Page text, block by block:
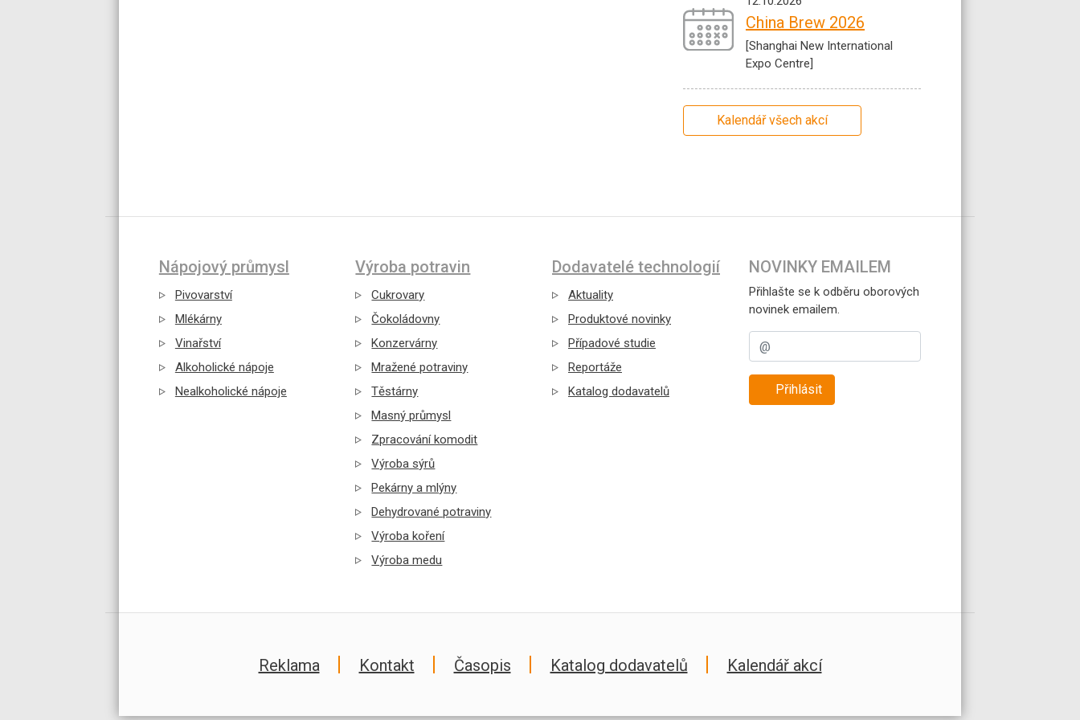
China Brew 2026
[Shanghai New International
Expo Centre]
Kalendář všech akcí
Nápojový průmysl
Pivovarství
Mlékárny
Vinařství
Alkoholické nápoje
Nealkoholické nápoje
Výroba potravin
Cukrovary
Čokoládovny
Konzervárny
Mražené potraviny
Těstárny
Masný průmysl
Zpracování komodit
Výroba sýrů
Pekárny a mlýny
Dehydrované potraviny
Výroba koření
Výroba medu
Dodavatelé technologií
Aktuality
Produktové novinky
Případové studie
Reportáže
Katalog dodavatelů
NOVINKY EMAILEM
Přihlašte se k odběru oborových
novinek emailem.
Přihlásit
Reklama Kontakt Časopis Katalog dodavatelů Kalendář akcí